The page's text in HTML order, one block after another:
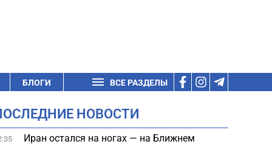
БЛОГИ ВСЕ РАЗДЕЛЫ
НОВОСТИ
Иран остался на ногах — на Ближнем